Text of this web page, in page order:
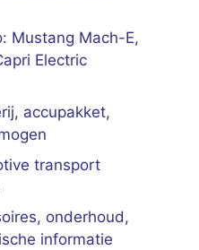
Mustang Mach-E,
Electric
accupakket,
transport
onderhoud,
informatie